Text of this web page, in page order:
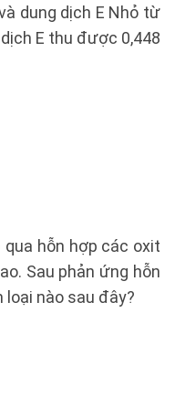
dung dịch E Nhỏ từ
E thu được 0,448
qua hỗn hợp các oxit
Sau phản ứng hỗn
nào sau đây?